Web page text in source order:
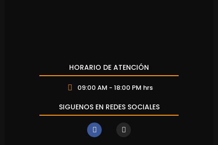
HORARIO DE ATENCIÓN
09:00 AM - 18:00 PM hrs
SIGUENOS EN REDES SOCIALES